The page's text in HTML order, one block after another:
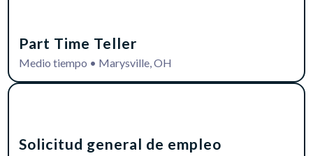
Part Time Teller
Medio tiempo • Marysville, OH
Solicitud general de empleo